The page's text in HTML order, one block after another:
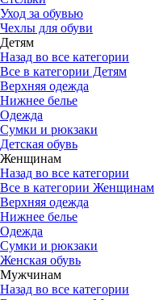
Уход за обувью
Чехлы для обуви
Детям
Назад во все категории
Все в категории Детям
Верхняя одежда
Нижнее белье
Одежда
Сумки и рюкзаки
Детская обувь
Женщинам
Назад во все категории
Все в категории Женщинам
Верхняя одежда
Нижнее белье
Одежда
Сумки и рюкзаки
Женская обувь
Мужчинам
Назад во все категории